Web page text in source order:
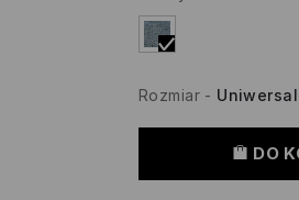
Rozmiar-
DO